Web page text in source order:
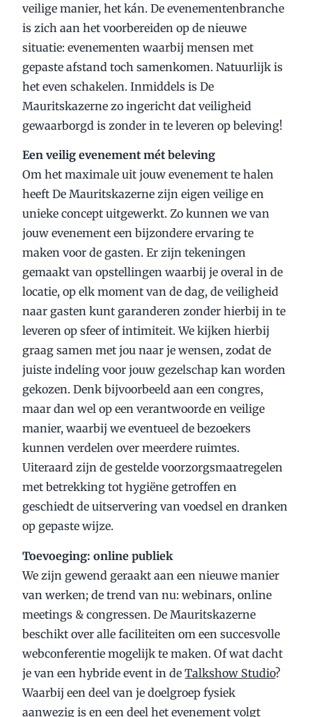
veilige manier, het kán. De evenementenbranche
is zich aan het voorbereiden op de nieuwe
situatie: evenementen waarbij mensen met
gepaste afstand toch samenkomen. Natuurlijk is
het even schakelen. Inmiddels is De
Mauritskazerne zo ingericht dat veiligheid
gewaarborgd is zonder in te leveren op beleving!
Een veilig evenement mét beleving
Om het maximale uit jouw evenement te halen
heeft De Mauritskazerne zijn eigen veilige en
unieke concept uitgewerkt. Zo kunnen we van
jouw evenement een bijzondere ervaring te
maken voor de gasten. Er zijn tekeningen
gemaakt van opstellingen waarbij je overal in de
locatie, op elk moment van de dag, de veiligheid
naar gasten kunt garanderen zonder hierbij in te
leveren op sfeer of intimiteit. We kijken hierbij
graag samen met jou naar je wensen, zodat de
juiste indeling voor jouw gezelschap kan worden
gekozen. Denk bijvoorbeeld aan een congres,
maar dan wel op een verantwoorde en veilige
manier, waarbij we eventueel de bezoekers
kunnen verdelen over meerdere ruimtes.
Uiteraard zijn de gestelde voorzorgsmaatregelen
met betrekking tot hygiëne getroffen en
geschiedt de uitservering van voedsel en dranken
op gepaste wijze.
Toevoeging: online publiek
We zijn gewend geraakt aan een nieuwe manier
van werken; de trend van nu: webinars, online
meetings & congressen. De Mauritskazerne
beschikt over alle faciliteiten om een succesvolle
webconferentie mogelijk te maken. Of wat dacht
je van een hybride event in deTalkshow Studio?
Waarbij een deel van je doelgroep fysiek
aanwezig is en een deel het evenement volgt